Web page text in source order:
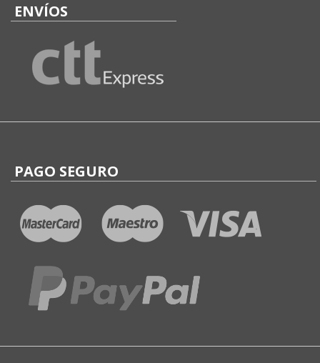
ENVÍOS
PAGO SEGURO